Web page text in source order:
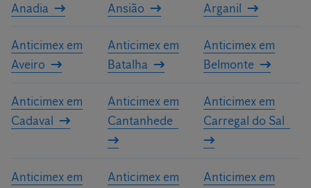
Anadia
Ansião
Arganil
Anticimex em
Aveiro
Anticimex em
Batalha
Anticimex em
Belmonte
Anticimex em
Cadaval
Anticimex em
Cantanhede
Anticimex em
Carregal do Sal
Anticimex em
Anticimex em
Anticimex em